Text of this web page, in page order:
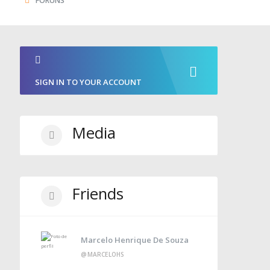
SIGN IN TO YOUR ACCOUNT
Media
Friends
Marcelo Henrique De Souza
@MARCELOHS